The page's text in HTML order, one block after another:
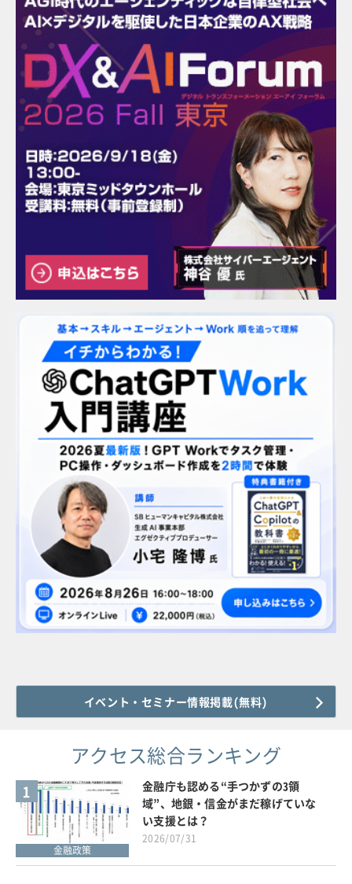
イベント・セミナー情報掲載(無料)
アクセス総合ランキング
1
金融政策
金融庁も認める“手つかずの3領
域”、地銀・信金がまだ稼げていな
い支援とは？
2026/07/31